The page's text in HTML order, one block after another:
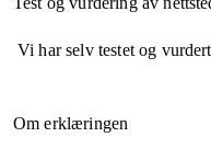
Vi har selv testet og
Om erklæringen